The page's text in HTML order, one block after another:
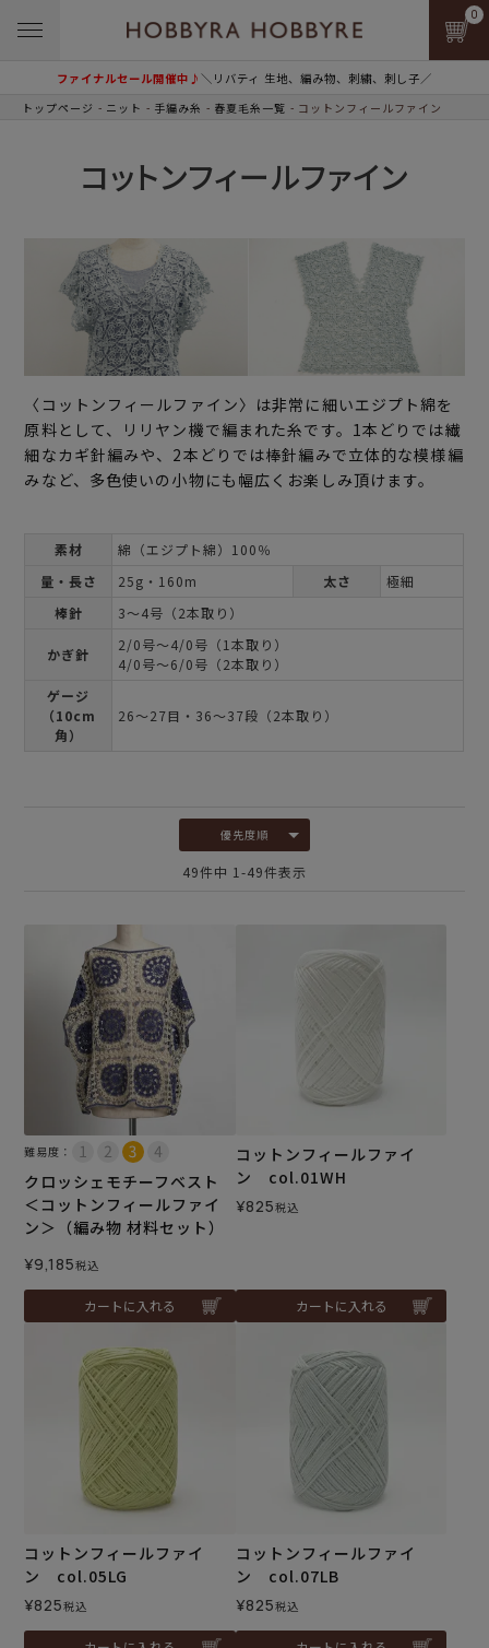
ファイナルセール開催中♪＼リバティ 生地、編み物、刺繍、刺し子／
0
トップページ ニット 手編み糸 春夏毛糸一覧 コットンフィールファイン
コットンフィールファイン
〈コットンフィールファイン〉は非常に細いエジプト綿を
原料として、リリヤン機で編まれた糸です。1本どりでは繊
細なカギ針編みや、2本どりでは棒針編みで立体的な模様編
みなど、多色使いの小物にも幅広くお楽しみ頂けます。
素材
綿（エジプト綿）100％
量・長さ
25g・160m 太さ
極細
棒針
3～4号（2本取り）
かぎ針
2/0号～4/0号（1本取り）
4/0号～6/0号（2本取り）
ゲージ
（10cm
角）
26～27目・36～37段（2本取り）
優先度順
49件中 1 -49件表示
難易度：
クロッシェモチーフベスト
＜コットンフィールファイ
ン＞（編み物 材料セット）
¥9,185税込
カートに入れる
コットンフィールファイ
ン col.01WH
¥825税込
カートに入れる
コットンフィールファイ
ン col.05LG
¥825税込
コットンフィールファイ
ン col.07LB
¥825税込